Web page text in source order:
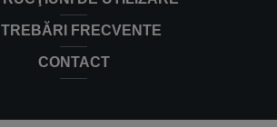
FRECVENTE
CONTACT